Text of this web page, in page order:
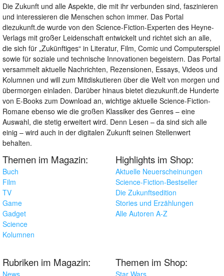
Die Zukunft und alle Aspekte, die mit ihr verbunden sind, faszinieren
und interessieren die Menschen schon immer. Das Portal
diezukunft.de wurde von den Science-Fiction-Experten des Heyne-
Verlags mit großer Leidenschaft entwickelt und richtet sich an alle,
die sich für „Zukünftiges“ in Literatur, Film, Comic und Computerspiel
sowie für soziale und technische Innovationen begeistern. Das Portal
versammelt aktuelle Nachrichten, Rezensionen, Essays, Videos und
Kolumnen und will zum Mitdiskutieren über die Welt von morgen und
übermorgen einladen. Darüber hinaus bietet diezukunft.de Hunderte
von E-Books zum Download an, wichtige aktuelle Science-Fiction-
Romane ebenso wie die großen Klassiker des Genres – eine
Auswahl, die stetig erweitert wird. Denn Lesen – da sind sich alle
einig – wird auch in der digitalen Zukunft seinen Stellenwert
behalten.
Themen im Magazin:
Buch
Film
TV
Game
Gadget
Science
Kolumnen
Highlights im Shop:
Aktuelle Neuerscheinungen
Science-Fiction-Bestseller
Die Zukunftsedition
Stories und Erzählungen
Alle Autoren A-Z
Rubriken im Magazin:
News
Themen im Shop:
Star Wars